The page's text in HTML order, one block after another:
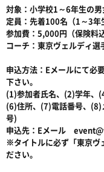
対象：小学校1～6年生の
定員：先着100名（1～3年
参加費：5,000円（保険
コーチ：東京ヴェルディ
申込方法：Eメールにて必
下さい。
(1)参加者氏名、(2)学年、
(6)住所、(7)電話番号、
号)
申込先：Eメール
※タイトルに必ず「東京ヴ
ださい。